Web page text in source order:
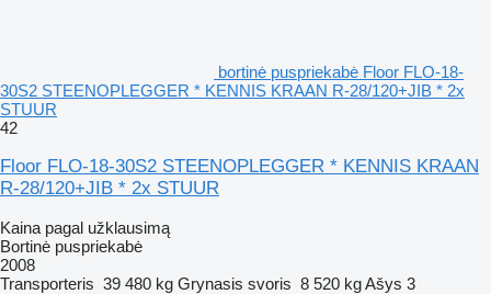
bortinė puspriekabė Floor FLO-18-
30S2 STEENOPLEGGER * KENNIS KRAAN R-28/120+JIB * 2x
STUUR
42
Floor FLO-18-30S2 STEENOPLEGGER * KENNIS KRAAN
R-28/120+JIB * 2x STUUR
Kaina pagal užklausimą
Bortinė puspriekabė
2008
Transporteris 39 480 kg Grynasis svoris 8 520 kgAšys 3